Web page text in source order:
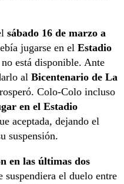
sábado 16 de marzo a
jugarse en el Estadio
está disponible. Ante
al Bicentenario de La
Colo-Colo incluso
en el Estadio
aceptada, dejando el
suspensión.
en las últimas dos
suspendiera el duelo entre